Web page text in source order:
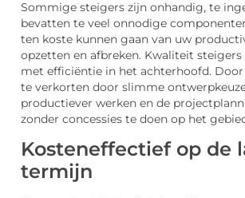
Sommige steigers zijn onhandig, te
bevatten te veel onnodige
ten koste kunnen gaan van uw
opzetten en afbreken. Kwaliteit
met efficiëntie in het achterhoofd.
te verkorten door slimme
productiever werken en de
zonder concessies te doen op het
Kosteneffectief op de
termijn